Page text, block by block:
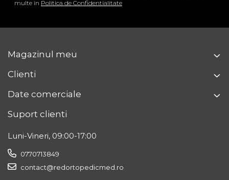
multe in Politica de Confidentialitate
Magazinul meu
Clienti
Date comerciale
Suport clienti
Luni-Vineri, 09:00-17:00
0770713849
contact@redortopedicmed.ro